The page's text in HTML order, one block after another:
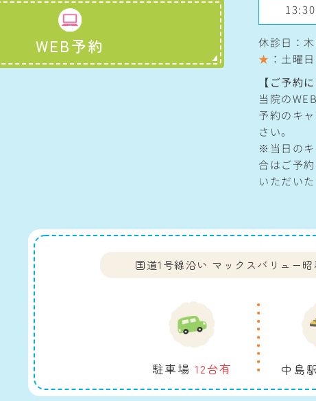
WEB予約
休診日：
★ ：土曜
【ご予約
当院の
予約のキ
さい。
※当日のキ
合はご予
いただい
国道1号線沿い マックスバリュー
駐車場12台有 中島